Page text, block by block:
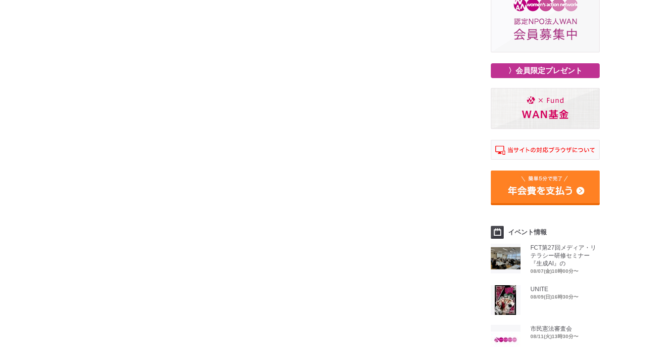
〉会員限定プレゼント
イベント情報
FCT第27回メディア・リ
テラシー研修セミナー
『生成AI』の
08/07(金)10時00分〜
UNITE
08/09(日)16時30分〜
市民憲法審査会
08/11(火)13時30分〜